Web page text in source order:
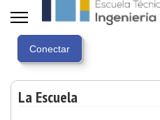
La Escuela